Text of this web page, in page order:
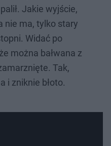
Jakie wyjście,
nie ma, tylko stary
Widać po
można bałwana z
Tak,
i zniknie błoto.